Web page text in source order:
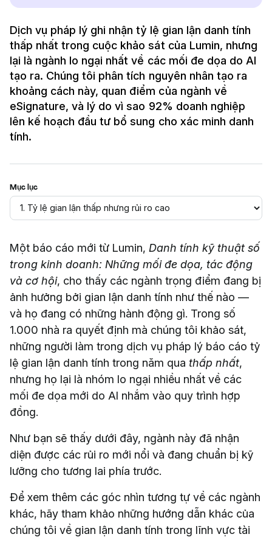
Dịch vụ pháp lý ghi nhận tỷ lệ gian lận danh tính
thấp nhất trong cuộc khảo sát của Lumin, nhưng
lại là ngành lo ngại nhất về các mối đe dọa do AI
tạo ra. Chúng tôi phân tích nguyên nhân tạo ra
khoảng cách này, quan điểm của ngành về
eSignature, và lý do vì sao 92% doanh nghiệp
lên kế hoạch đầu tư bổ sung cho xác minh danh
tính.
Mục lục
Một báo cáo mới từ Lumin, Danh tính kỹ thuật số
trong kinh doanh: Những mối đe dọa, tác động
và cơ hội, cho thấy các ngành trọng điểm đang bị
ảnh hưởng bởi gian lận danh tính như thế nào —
và họ đang có những hành động gì. Trong số
1.000 nhà ra quyết định mà chúng tôi khảo sát,
những người làm trong dịch vụ pháp lý báo cáo tỷ
lệ gian lận danh tính trong năm qua thấp nhất,
nhưng họ lại là nhóm lo ngại nhiều nhất về các
mối đe dọa mới do AI nhắm vào quy trình hợp
đồng.
Như bạn sẽ thấy dưới đây, ngành này đã nhận
diện được các rủi ro mới nổi và đang chuẩn bị kỹ
lưỡng cho tương lai phía trước.
Để xem thêm các góc nhìn tương tự về các ngành
khác, hãy tham khảo những hướng dẫn khác của
chúng tôi về gian lận danh tính trong lĩnh vực tài